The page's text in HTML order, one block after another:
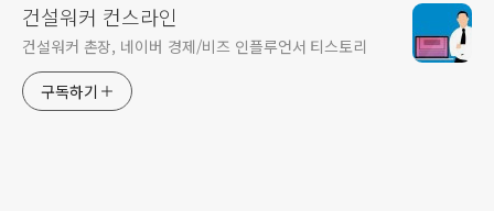
건설워커 컨스라인
건설워커 촌장, 네이버 경제/비즈 인플루언서 티스토리
구독하기